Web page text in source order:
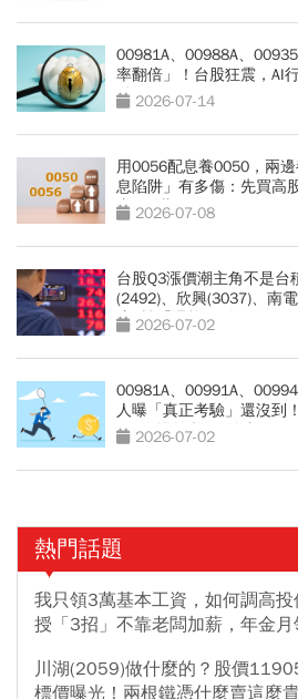
00981A、00988A、
率翻倍」！台股狂震，AI
點 2026-07-14
用0056配息養0050，兩
息陷阱」有多傷：先買高
賺330萬
2026-07-08
台股Q3漲價潮主角不是
(2492)、欣興(3037)、南
這2檔「還能旺4年」
2026-07-02
00981A、00991A、
人曝「真正考驗」還沒到
ETF進場前必知3件事
2026-07-02
熱門話題
我只領3萬基本工資，如何調高
授「3招」不靠老闆加薪，年金
川湖(2059)做什麼的？股價
標價曝光！兩根鐵憑什麼賣這麼